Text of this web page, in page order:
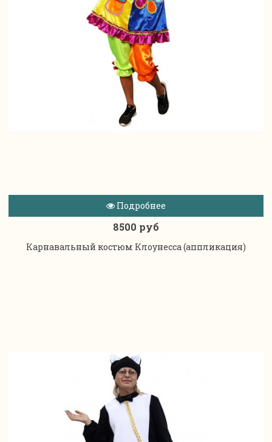
Подробнее
8500 руб
Карнавальный костюм Клоунесса (аппликация)